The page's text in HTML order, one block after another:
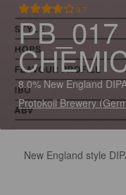
3.7
8.0% New England
Protokoll Brewery
New England style